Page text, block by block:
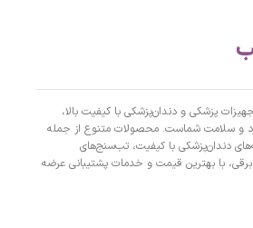
تجهیزات پزشکی و دندان‌پزشکی با کیفیت بالا،
و سلامت شماست. محصولات متنوع از جمله
دندان‌پزشکی با کیفیت، تب‌سنج‌های
با بهترین قیمت و خدمات پشتیبانی عرضه